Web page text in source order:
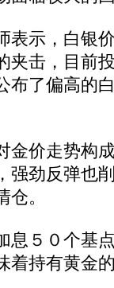
示，白银
夹击，目前
布了偏高的
价走势构
强劲反弹也
。
５０个基
着持有黄金